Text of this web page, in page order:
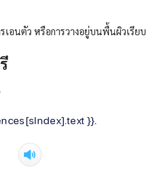
เอนตัว หรือการวางอยู่บนพื้นผิวเรียบ
}}.